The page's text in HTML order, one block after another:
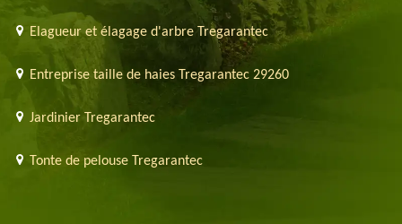
Elagueur et élagage d'arbre Tregarantec
Entreprise taille de haies Tregarantec 29260
Jardinier Tregarantec
Tonte de pelouse Tregarantec